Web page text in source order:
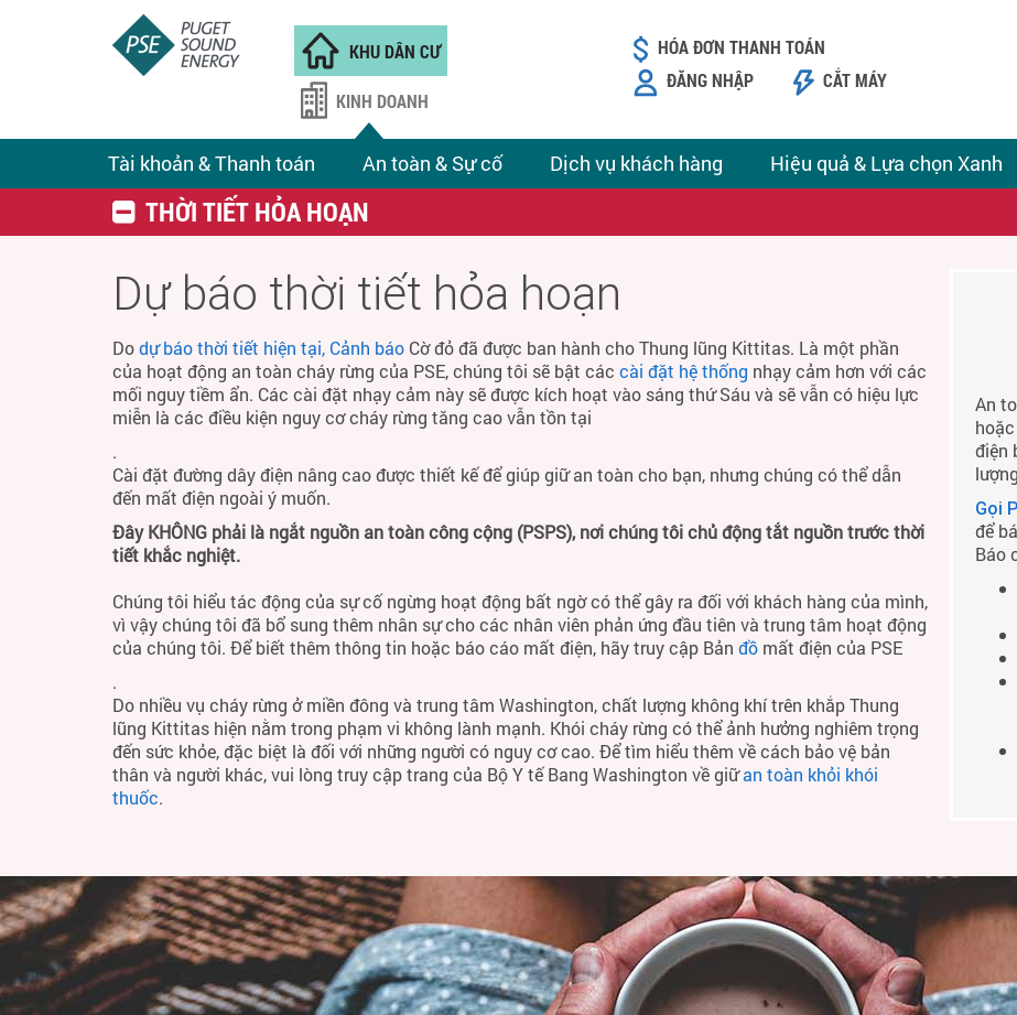
KHU DÂN CƯ
Tài khoản & Thanh toán An toàn & Sự cố Dịch vụ khách hàng Hiệu quả & Lựa chọn Xanh
KINH DOANH
HÓA ĐƠN THANH TOÁN
ĐĂNG NHẬP
CẮT MÁY
THỜI TIẾT HỎA HOẠN
Dự báo thời tiết hỏa hoạn
Dodự báo thời tiết hiện tại, Cảnh báo Cờ đỏ đã được ban hành cho Thung lũng Kittitas. Là một phần
của hoạt động an toàn cháy rừng của PSE, chúng tôi sẽ bật các cài đặt hệ thống nhạy cảm hơn với các
mối nguy tiềm ẩn. Các cài đặt nhạy cảm này sẽ được kích hoạt vào sáng thứ Sáu và sẽ vẫn có hiệu lực
miễn là các điều kiện nguy cơ cháy rừng tăng cao vẫn tồn tại
.
Cài đặt đường dây điện nâng cao được thiết kế để giúp giữ an toàn cho bạn, nhưng chúng có thể dẫn
đến mất điện ngoài ý muốn.
Đây KHÔNG phải là ngắt nguồn an toàn công cộng (PSPS), nơi chúng tôi chủ động tắt nguồn trước thời
tiết khắc nghiệt.
Chúng tôi hiểu tác động của sự cố ngừng hoạt động bất ngờ có thể gây ra đối với khách hàng của mình,
vì vậy chúng tôi đã bổ sung thêm nhân sự cho các nhân viên phản ứng đầu tiên và trung tâm hoạt động
của chúng tôi. Để biết thêm thông tin hoặc báo cáo mất điện, hãy truy cập Bản đồ mất điện của PSE
.
Do nhiều vụ cháy rừng ở miền đông và trung tâm Washington, chất lượng không khí trên khắp Thung
lũng Kittitas hiện nằm trong phạm vi không lành mạnh. Khói cháy rừng có thể ảnh hưởng nghiêm trọng
đến sức khỏe, đặc biệt là đối với những người có nguy cơ cao. Để tìm hiểu thêm về cách bảo vệ bản
thân và người khác, vui lòng truy cập trang của Bộ Y tế Bang Washington về giữan toàn khỏi khói
thuốc.
An
điện
Gọi
để
Báo